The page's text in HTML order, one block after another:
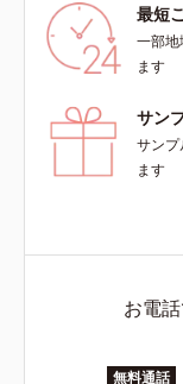
最短
一部
ます
サン
サン
ます
お電
無料通話